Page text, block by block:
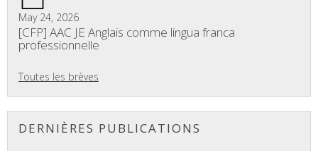
May 24, 2026
[CFP] AAC JE Anglais comme lingua franca
professionnelle
Toutes les brèves
DERNIÈRES PUBLICATIONS